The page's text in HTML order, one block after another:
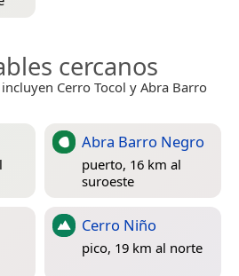
cercanos
Cerro Tocol y Abra Barro
Abra Barro Negro
puerto, 16 km al
suroeste
Cerro Niño
pico, 19 km al norte